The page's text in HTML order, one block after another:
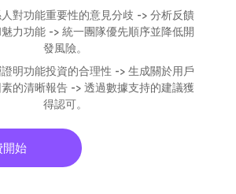
對功能重要性的意見分歧 -> 分析反饋
力功能 -> 統一團隊優先順序並降低開
發風險。
明功能投資的合理性 -> 生成關於用戶
的清晰報告 -> 透過數據支持的建議獲
得認可。
開始